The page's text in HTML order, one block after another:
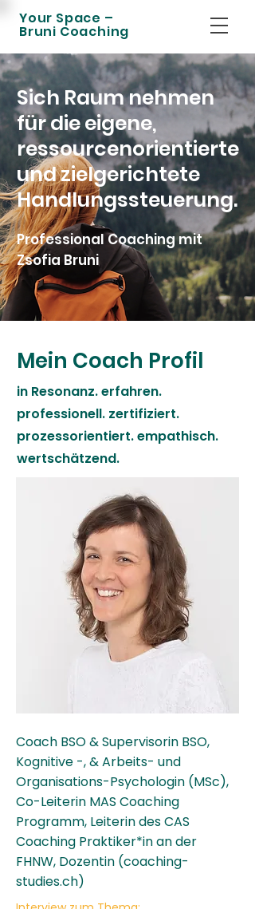
Your Space –
Bruni Coaching
Sich Raum nehmen
für die eigene,
ressourcenorientierte
und zielgerichtete
Handlungssteuerung.
Professional Coaching mit
Zsofia Bruni
Mein Coach Profil
in Resonanz. erfahren.
professionell. zertifiziert.
prozessorientiert. empathisch.
wertschätzend.
Coach BSO & Supervisorin BSO,
Kognitive -, & Arbeits- und
Organisations-Psychologin (MSc),
Co-Leiterin MAS Coaching
Programm, Leiterin des CAS
Coaching Praktiker*in an der
FHNW, Dozentin (coaching-
studies.ch)